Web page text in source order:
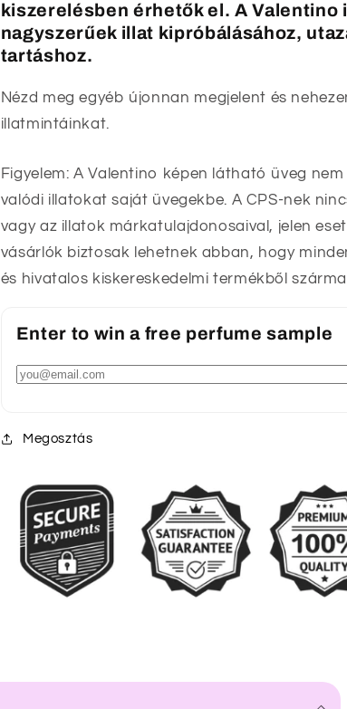
kiszerelésben érhetők el . A Valentino
nagyszerűek illat kipróbálásához,
tartáshoz.
Nézd meg egyéb újonnan megjelent és
illatmintáinkat.
Figyelem: A Valentino képen látható üveg
valódi illatokat saját üvegekbe. A CPS-nek
vagy az illatok márkatulajdonosaival, jelen
vásárlók biztosak lehetnek abban, hogy
és hivatalos kiskereskedelmi termékből
Enter to win a free perfume sample
Megosztás